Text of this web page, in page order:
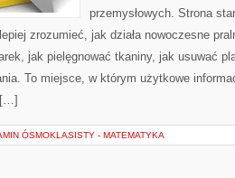
przemysłowych. Strona
zrozumieć, jak działa nowoczesne
jak pielęgnować tkaniny, jak usuwać
To miejsce, w którym użytkowe
[…]
ÓSMOKLASISTY - MATEMATYKA